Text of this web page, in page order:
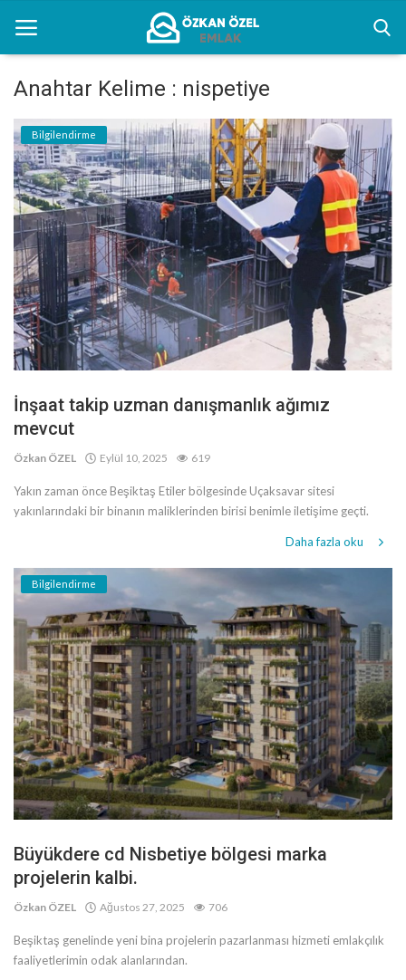
Anasayfa
Kentsel Dönüşüm Alanları
Sektörel Bilgiler
Bilgilendirme
İletişim
Türkçe
Anahtar Kelime : nispetiye
Bilgilendirme
İnşaat takip uzman danışmanlık ağımız
mevcut
Özkan ÖZEL Eylül 10, 2025 619
Yakın zaman önce Beşiktaş Etiler bölgesinde Uçaksavar sitesi
yakınlarındaki bir binanın maliklerinden birisi benimle iletişime geçti.
Daha fazla oku
Bilgilendirme
Büyükdere cd Nisbetiye bölgesi marka
projelerin kalbi.
Özkan ÖZEL Ağustos 27, 2025 706
Beşiktaş genelinde yeni bina projelerin pazarlanması hizmeti emlakçılık
faaliyetlerimin odak alanlarından.